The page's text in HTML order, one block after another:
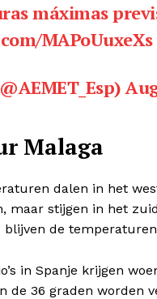
2
máximas
MAPoUuxeXs
Malaga
dalen in het
maar stijgen in het
de
in Spanje krijgen
de 36 graden worden